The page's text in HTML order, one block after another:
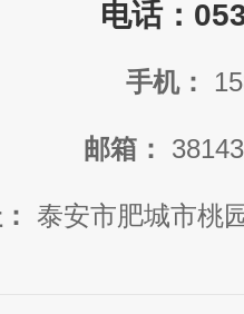
电话：
手机：
邮箱：
泰安市肥城市桃